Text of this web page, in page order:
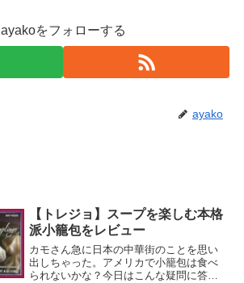
ayakoをフォローする
ayako
【トレジョ】スープを楽しむ本格
派小籠包をレビュー
カモさん急に日本の中華街のことを思い
出しちゃった。アメリカで小籠包は食べ
られないかな？今日はこんな疑問に答え